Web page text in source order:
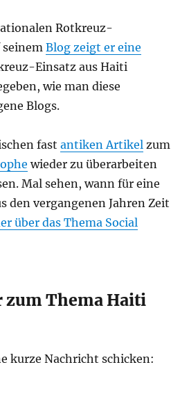
Rotkreuz-
Blog zeigt er eine
Einsatz aus Haiti
wie man diese
Blogs.
fast antiken Artikelzum
wieder zu überarbeiten
Mal sehen, wann für eine
den vergangenen Jahren Zeit
über das Thema Social
zum Thema Haiti
kurze Nachricht schicken: